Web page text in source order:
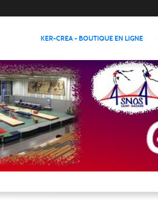
KER-CREA - BOUTIQUE EN LIGNE